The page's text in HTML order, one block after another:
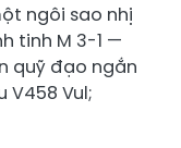
ngôi sao nhị
tinh M 3-1 —
quỹ đạo ngắn
Vul;